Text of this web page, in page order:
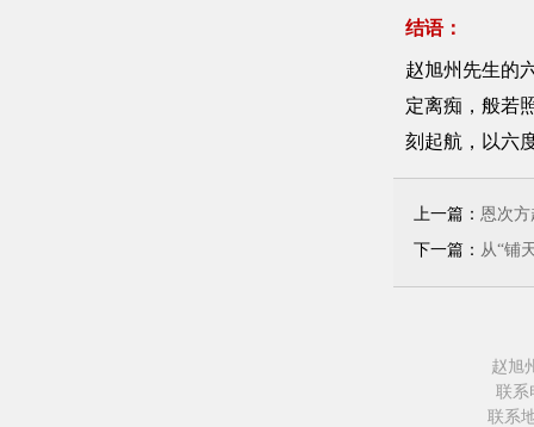
结语：
赵旭州先生的
定离痴，般若
刻起航，以六
上一篇： 恩次方
下一篇： 从“铺
赵旭
联系
联系